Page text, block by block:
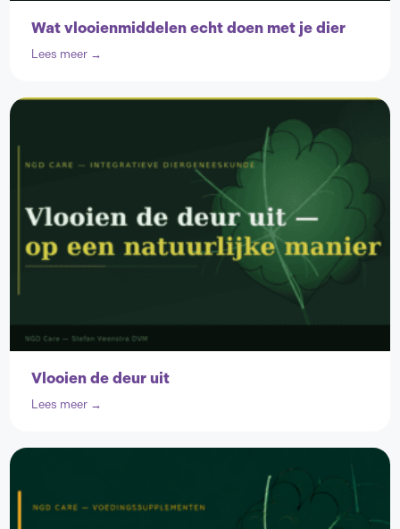
Wat vlooienmiddelen echt doen met je dier
Lees meer →
Vlooien de deur uit
Lees meer →